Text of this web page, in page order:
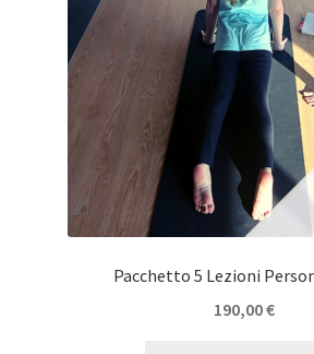
Pacchetto 5 Lezioni
190,00€